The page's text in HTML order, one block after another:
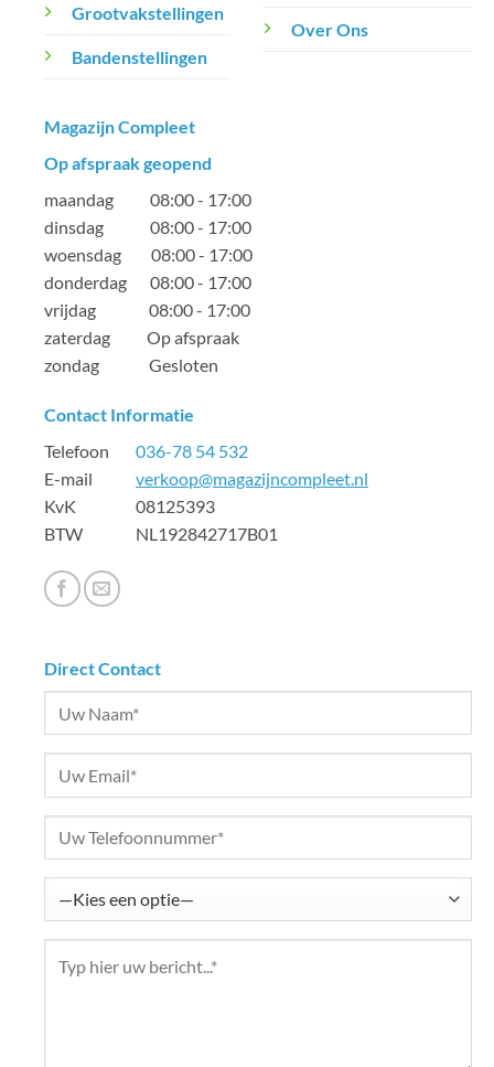
Grootvakstellingen
Bandenstellingen
Over Ons
Magazijn Compleet
Op afspraak geopend
maandag 08:00 - 17:00
dinsdag 08:00 - 17:00
woensdag 08:00 - 17:00
donderdag 08:00 - 17:00
vrijdag 08:00 - 17:00
zaterdag Op afspraak
zondag Gesloten
Contact Informatie
Telefoon 036-78 54 532
E-mail verkoop@magazijncompleet.nl
KvK 08125393
BTW NL192842717B01
Direct Contact